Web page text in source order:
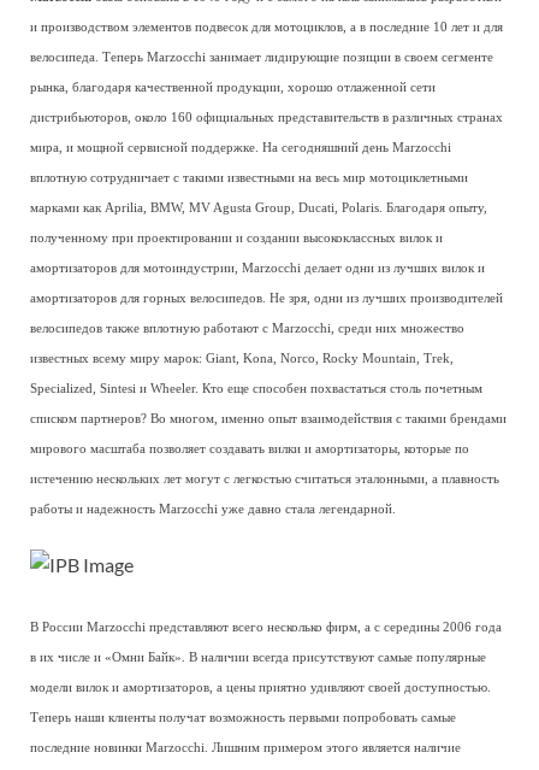
и производством элементов подвесок для мотоциклов, а в последние 10 лет и для
велосипеда. Теперь Marzocchi занимает лидирующие позиции в своем сегменте
рынка, благодаря качественной продукции, хорошо отлаженной сети
дистрибьюторов, около 160 официальных представительств в различных странах
мира, и мощной сервисной поддержке. На сегодняшний день Marzocchi
вплотную сотрудничает с такими известными на весь мир мотоциклетными
марками как Aprilia, BMW, MV Agusta Group, Ducati, Polaris. Благодаря опыту,
полученному при проектировании и создании высококлассных вилок и
амортизаторов для мотоиндустрии, Marzocchi делает одни из лучших вилок и
амортизаторов для горных велосипедов. Не зря, одни из лучших производителей
велосипедов также вплотную работают с Marzocchi, среди них множество
известных всему миру марок: Giant, Kona, Norco, Rocky Mountain, Trek,
Specialized, Sintesi и Wheeler. Кто еще способен похвастаться столь почетным
списком партнеров? Во многом, именно опыт взаимодействия с такими брендами
мирового масштаба позволяет создавать вилки и амортизаторы, которые по
истечению нескольких лет могут с легкостью считаться эталонными, а плавность
работы и надежность Marzocchi уже давно стала легендарной.
В России Marzocchi представляют всего несколько фирм, а с середины 2006 года
в их числе и «Омни Байк». В наличии всегда присутствуют самые популярные
модели вилок и амортизаторов, а цены приятно удивляют своей доступностью.
Теперь наши клиенты получат возможность первыми попробовать самые
последние новинки Marzocchi. Лишним примером этого является наличие